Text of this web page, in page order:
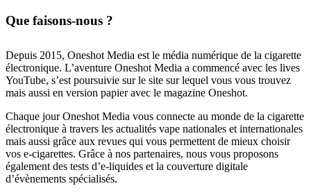
Que faisons-nous ?
Depuis 2015, Oneshot Media est le média numérique de la cigarette
électronique. L’aventure Oneshot Media a commencé avec les lives
YouTube, s’est poursuivie sur le site sur lequel vous vous trouvez
mais aussi en version papier avec le magazine Oneshot.
Chaque jour Oneshot Media vous connecte au monde de la cigarette
électronique à travers les actualités vape nationales et internationales
mais aussi grâce aux revues qui vous permettent de mieux choisir
vos e-cigarettes. Grâce à nos partenaires, nous vous proposons
également des tests d’e-liquides et la couverture digitale
d’évènements spécialisés.